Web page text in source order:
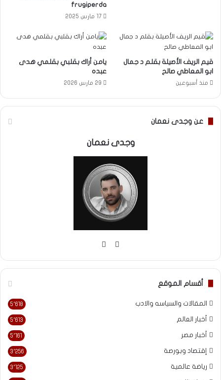
frugiperda
17 مارس 2025
قيم الريف الأصيلة بقلم د جمال
ابو المعاطي صالح
منذ أسبوعين
يامن أراك بقلبي بقلمي هدى
عبده
29 مارس 2026
عن وجدى نعمان
وجدى نعمان
موقع
أقسام الموقع
المقالات والسياسه والادب 5٬618
أخبار العالم 5٬613
أخبار مصر 5٬161
إقتصاد وبورصة 3٬256
رياضة عالمية 3٬125